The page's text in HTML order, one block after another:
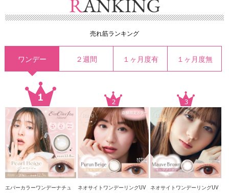
売れ筋ランキング
ワンデー ２週間 １ヶ月度有 １ヶ月度無
エバーカラーワンデーナチュ
ネオサイトワンデーリングUV
ネオサイトワンデーリングUV